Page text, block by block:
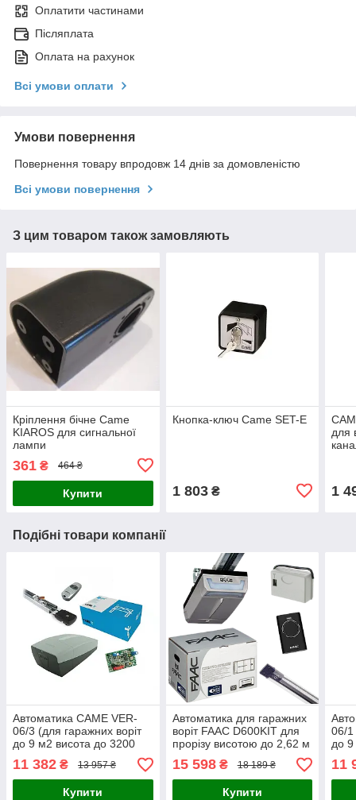
Оплатити частинами
Післяплата
Оплата на рахунок
Всі умови оплати
Умови повернення
Повернення товару впродовж 14 днів за домовленістю
Всі умови повернення
З цим товаром також замовляють
Кріплення бічне Came
KIAROS для сигнальної
лампи
361 ₴ 464 ₴
Купити
Кнопка-ключ Came SET-E
1 803₴
для
1
Подібні товари компанії
Автоматика CAME VER-
06/3 (для гаражних воріт
до 9 м2 висота до 3200
мм)
11 382 ₴ 13 957 ₴
Купити
Автоматика для гаражних
воріт FAAC D600KIT для
прорізу висотою до 2,62 м
15 598₴ 18 189 ₴
Купити
06/1
до
11